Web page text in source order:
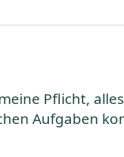
Pflicht,
Aufgaben